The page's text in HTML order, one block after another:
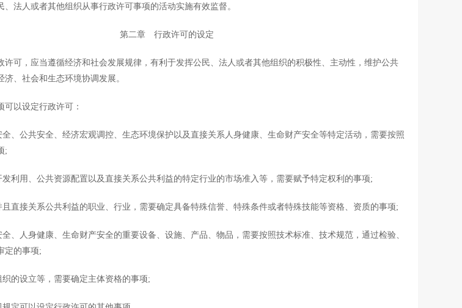
人或者其他组织从事行政许可事项的活动实施有效监督。
第二章 行政许可的设定
，应当遵循经济和社会发展规律，有利于发挥公民、法人或者其他组织的积极性、主动性，维护公共
、社会和生态环境协调发展。
设定行政许可：
公共安全、经济宏观调控、生态环境保护以及直接关系人身健康、生命财产安全等特定活动，需要按照
;
用、公共资源配置以及直接关系公共利益的特定行业的市场准入等，需要赋予特定权利的事项;
接关系公共利益的职业、行业，需要确定具备特殊信誉、特殊条件或者特殊技能等资格、资质的事项;
人身健康、生命财产安全的重要设备、设施、产品、物品，需要按照技术标准、技术规范，通过检验、
定的事项;
设立等，需要确定主体资格的事项;